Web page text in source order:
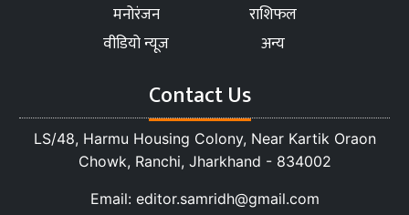
मनोरंजन
राशिफल
वीडियो न्यूज
अन्य
Contact Us
LS/48, Harmu Housing Colony, Near Kartik Oraon
Chowk, Ranchi, Jharkhand - 834002
Email: editor.samridh@gmail.com